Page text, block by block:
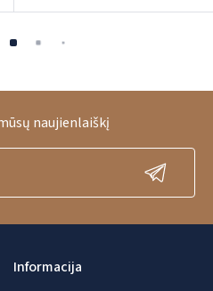
Informacija
naujienlaiškį